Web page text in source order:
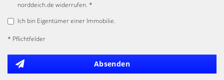
norddeich.de widerrufen. *
Ich bin Eigentümer einer Immobilie.
* Pflichtfelder
Absenden